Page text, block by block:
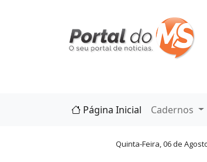
Página Inicial Cadernos
Quinta-Feira, 06 de